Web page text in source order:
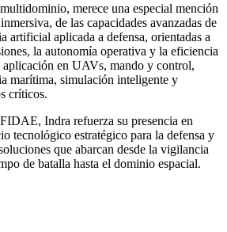
merece una especial mención
de las capacidades avanzadas de
artificial aplicada a defensa, orientadas a
la autonomía operativa y la eficiencia
aplicación en UAVs, mando y control,
marítima, simulación inteligente y
críticos.
Indra refuerza su presencia en
tecnológico estratégico para la defensa y
que abarcan desde la vigilancia
de batalla hasta el dominio espacial.